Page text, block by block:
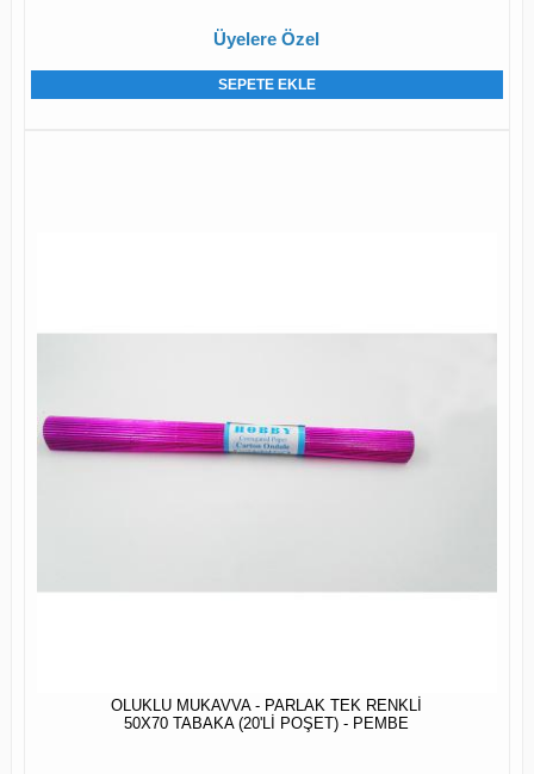
Üyelere Özel
SEPETE EKLE
OLUKLU MUKAVVA - PARLAK TEK RENKLİ
50X70 TABAKA (20'Lİ POŞET) - PEMBE